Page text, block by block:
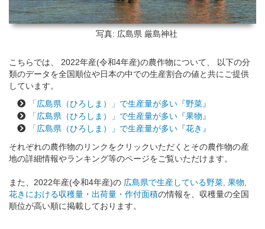
写真: 広島県 厳島神社
こちらでは、 2022年産(令和4年産)の農作物について、 以下の分
類のデータを全国順位や日本の中での生産割合の値と共にご提供
しています。
「広島県（ひろしま）」で生産量が多い『野菜』
「広島県（ひろしま）」で生産量が多い『果物』
「広島県（ひろしま）」で生産量が多い『花き』
それぞれの農作物のリンクをクリックいただくとその農作物の産
地の詳細情報やランキング等のページをご覧いただけます。
また、2022年産(令和4年産)の 広島県で生産している野菜, 果物,
花きにおける収穫量・出荷量・作付面積の情報を、収穫量の全国
順位が高い順に掲載しております。